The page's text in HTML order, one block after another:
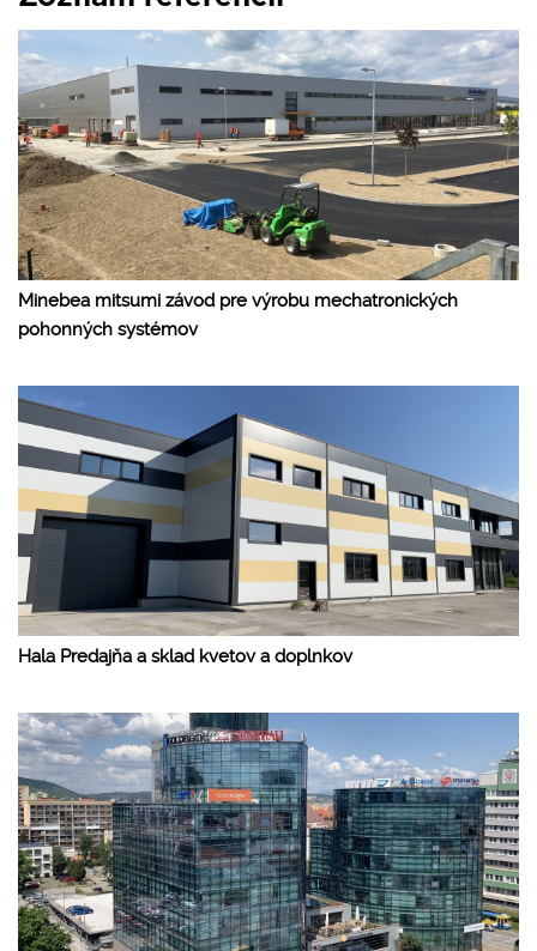
Minebea mitsumi závod pre výrobu mechatronických
pohonných systémov
Hala Predajňa a sklad kvetov a doplnkov